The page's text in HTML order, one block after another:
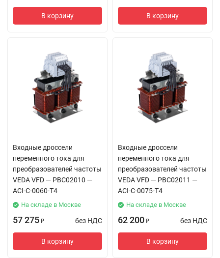
В корзину В корзину
Входные дроссели
переменного тока для
преобразователей частоты
VEDA VFD — PBC02010 —
ACI-C-0060-T4
На складе в Москве
57 275 ₽ без НДС
В корзину
Входные дроссели
переменного тока для
преобразователей частоты
VEDA VFD — PBC02011 —
ACI-C-0075-T4
На складе в Москве
62 200 ₽ без НДС
В корзину